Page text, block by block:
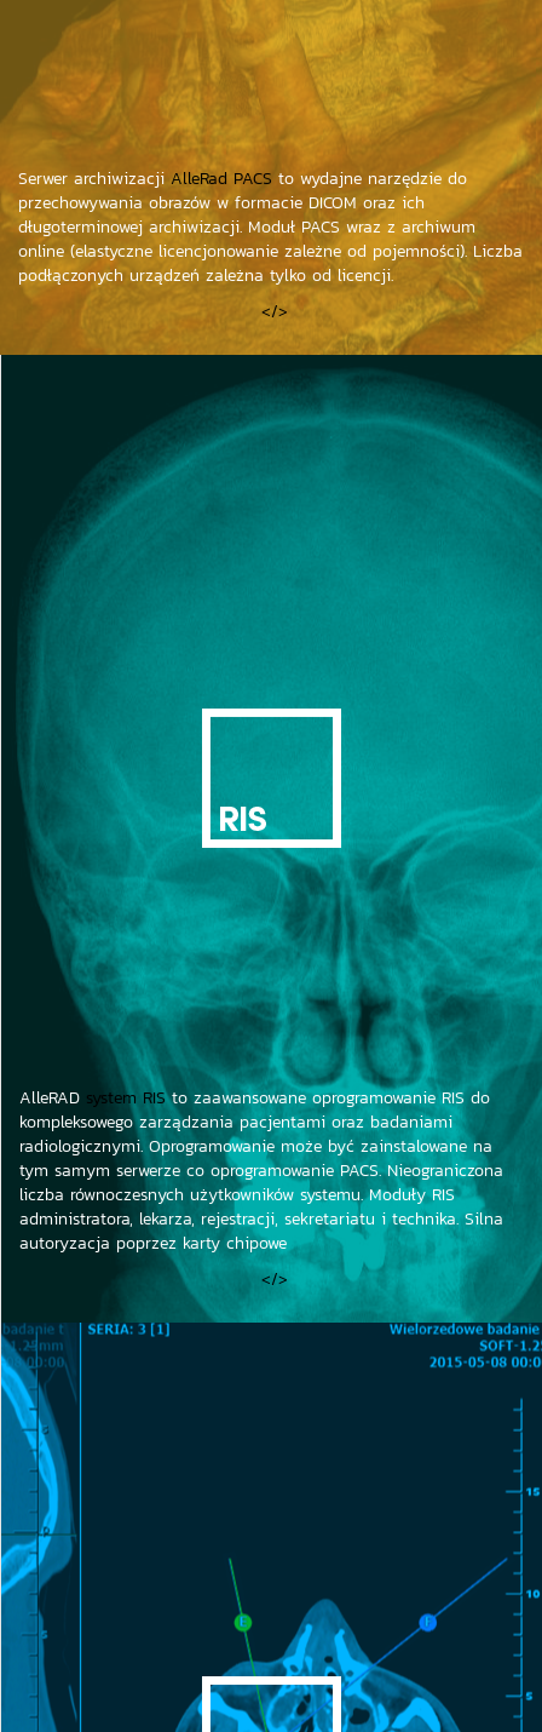
Serwer archiwizacji AlleRad PACSto wydajne narzędzie do
przechowywania obrazów w formacie DICOM oraz ich
długoterminowej archiwizacji. Moduł PACS wraz z archiwum
online (elastyczne licencjonowanie zależne od pojemności). Liczba
podłączonych urządzeń zależna tylko od licencji.
</>
AlleRAD system RISto zaawansowane oprogramowanie RIS do
kompleksowego zarządzania pacjentami oraz badaniami
radiologicznymi. Oprogramowanie może być zainstalowane na
tym samym serwerze co oprogramowanie PACS. Nieograniczona
liczba równoczesnych użytkowników systemu. Moduły RIS
administratora, lekarza, rejestracji, sekretariatu i technika. Silna
autoryzacja poprzez karty chipowe
</>